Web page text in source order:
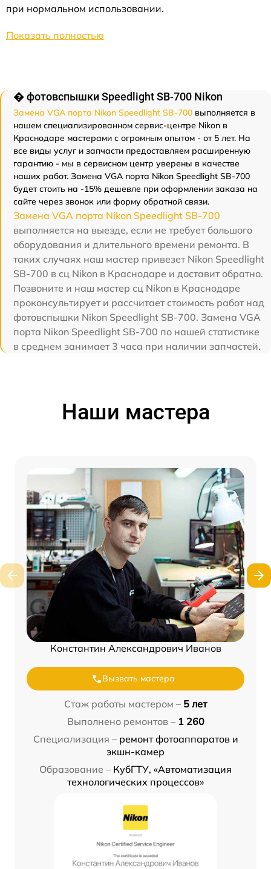
при нормальном использовании.
Показать полностью
� фотовспышки Speedlight SB-700 Nikon
Замена VGA порта Nikon Speedlight SB-700 выполняется в
нашем специализированном сервис-центре Nikon в
Краснодаре мастерами с огромным опытом - от 5 лет. На
все виды услуг и запчасти предоставляем расширенную
гарантию - мы в сервисном центр уверены в качестве
наших работ. Замена VGA порта Nikon Speedlight SB-700
будет стоить на -15% дешевле при оформлении заказа на
сайте через звонок или форму обратной связи.
Замена VGA порта Nikon Speedlight SB-700
выполняется на выезде, если не требует большого
оборудования и длительного времени ремонта. В
таких случаях наш мастер привезет Nikon Speedlight
SB-700 в сц Nikon в Краснодаре и доставит обратно.
Позвоните и наш мастер сц Nikon в Краснодаре
проконсультирует и рассчитает стоимость работ над
фотовспышки Nikon Speedlight SB-700. Замена VGA
порта Nikon Speedlight SB-700 по нашей статистике
в среднем занимает 3 часа при наличии запчастей.
Наши мастера
Константин Александрович Иванов
Вызвать мастера
Стаж работы мастером – 5 лет
Выполнено ремонтов – 1 260
Специализация – ремонт фотоаппаратов и
экшн-камер
Образование – КубГТУ, «Автоматизация
технологических процессов»